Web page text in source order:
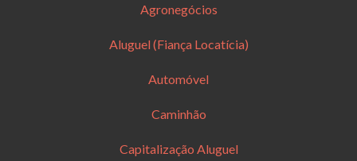
Agronegócios
Aluguel (Fiança Locatícia)
Automóvel
Caminhão
Capitalização Aluguel